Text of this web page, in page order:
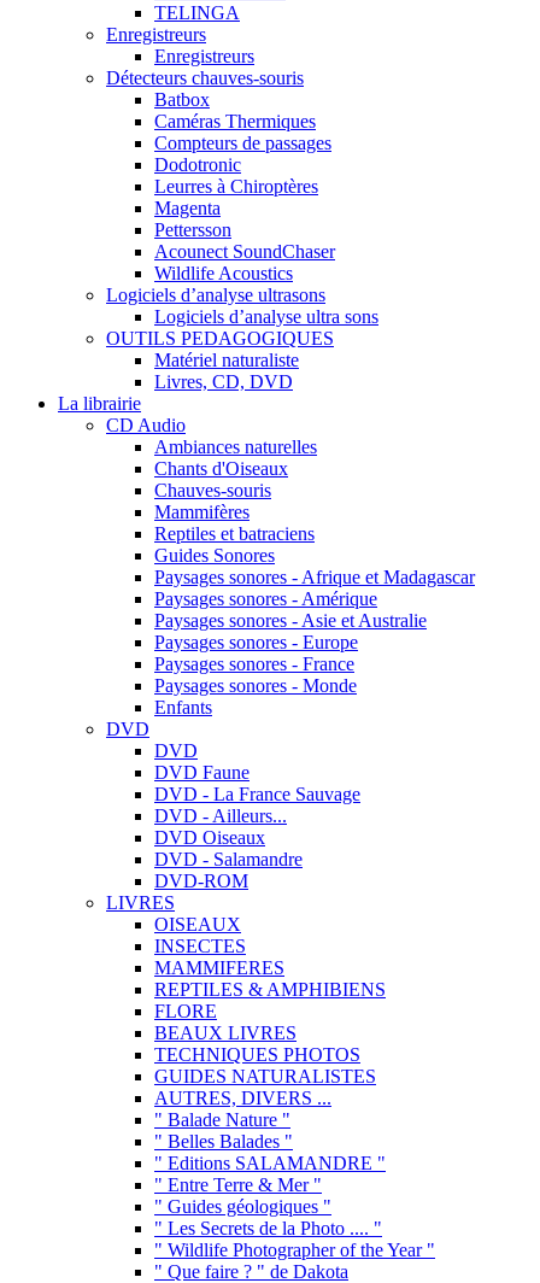
TELINGA
Enregistreurs
Enregistreurs
Détecteurs chauves-souris
Batbox
Caméras Thermiques
Compteurs de passages
Dodotronic
Leurres à Chiroptères
Magenta
Pettersson
Acounect SoundChaser
Wildlife Acoustics
Logiciels d’analyse ultrasons
Logiciels d’analyse ultra sons
OUTILS PEDAGOGIQUES
Matériel naturaliste
Livres, CD, DVD
La librairie
CD Audio
Ambiances naturelles
Chants d'Oiseaux
Chauves-souris
Mammifères
Reptiles et batraciens
Guides Sonores
Paysages sonores - Afrique et Madagascar
Paysages sonores - Amérique
Paysages sonores - Asie et Australie
Paysages sonores - Europe
Paysages sonores - France
Paysages sonores - Monde
Enfants
DVD
DVD
DVD Faune
DVD - La France Sauvage
DVD - Ailleurs...
DVD Oiseaux
DVD - Salamandre
DVD-ROM
LIVRES
OISEAUX
INSECTES
MAMMIFERES
REPTILES & AMPHIBIENS
FLORE
BEAUX LIVRES
TECHNIQUES PHOTOS
GUIDES NATURALISTES
AUTRES, DIVERS ...
" Balade Nature "
" Belles Balades "
" Editions SALAMANDRE "
" Entre Terre & Mer "
" Guides géologiques "
" Les Secrets de la Photo .... "
" Wildlife Photographer of the Year "
" Que faire ? " de Dakota